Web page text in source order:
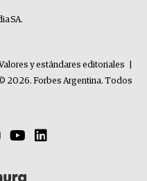
SA.
y estándares editoriales
2026. Forbes Argentina. Todos